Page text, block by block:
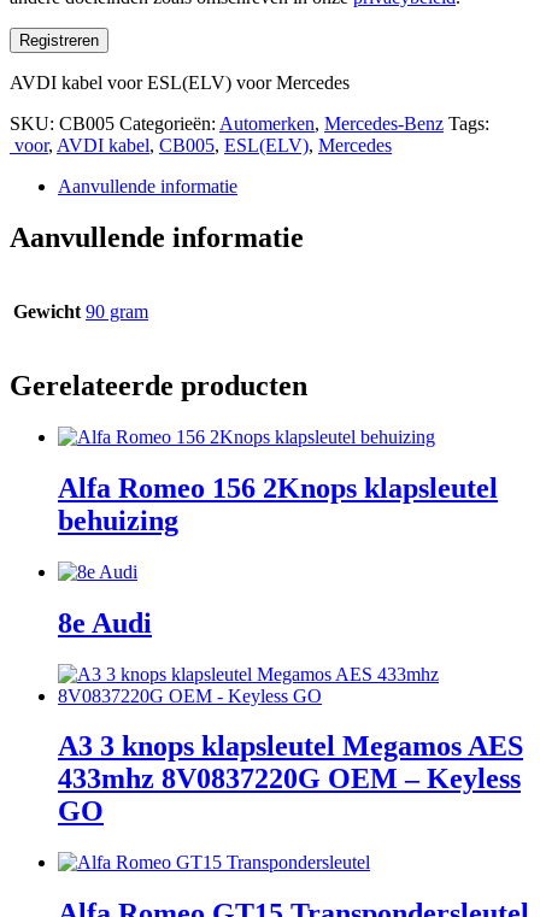
Registreren
AVDI kabel voor ESL(ELV) voor Mercedes
SKU: CB005 Categorieën: Automerken, Mercedes-Benz Tags:
voor, AVDI kabel, CB005, ESL(ELV), Mercedes
Aanvullende informatie
Aanvullende informatie
Gewicht 90 gram
Gerelateerde producten
Alfa Romeo 156 2Knops klapsleutel
behuizing
8e Audi
A3 3 knops klapsleutel Megamos AES
433mhz 8V0837220G OEM – Keyless
GO